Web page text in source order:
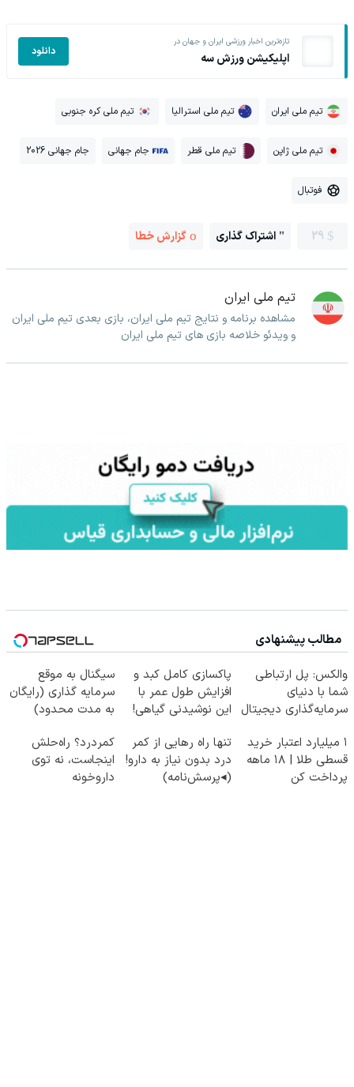
تازه‌ترین اخبار ورزشی ایران و جهان در
اپلیکیشن ورزش سه دانلود
تیم ملی ایران تیم ملی استرالیا تیم ملی کره جنوبی
تیم ملی ژاپن تیم ملی قطر جام جهانی جام جهانی 2026
فوتبال
29 اشتراک گذاری گزارش خطا
تیم ملی ایران
مشاهده برنامه و نتایج تیم ملی ایران، بازی بعدی تیم ملی ایران
و ویدئو خلاصه بازی های تیم ملی ایران
مطالب پیشنهادی
والکس: پل ارتباطی
شما با دنیای
سرمایه‌گذاری دیجیتال
پاکسازی کامل کبد و
افزایش طول عمر با
این نوشیدنی گیاهی!
سیگنال به موقع
سرمایه گذاری (رایگان
به مدت محدود)
۱ میلیارد اعتبار خرید
قسطی طلا | ۱۸ ماهه
پرداخت کن
تنها راه رهایی از کمر
درد بدون نیاز به دارو!
(◂پرسش‌نامه)
کمردرد؟ راه‌حلش
اینجاست، نه توی
داروخونه